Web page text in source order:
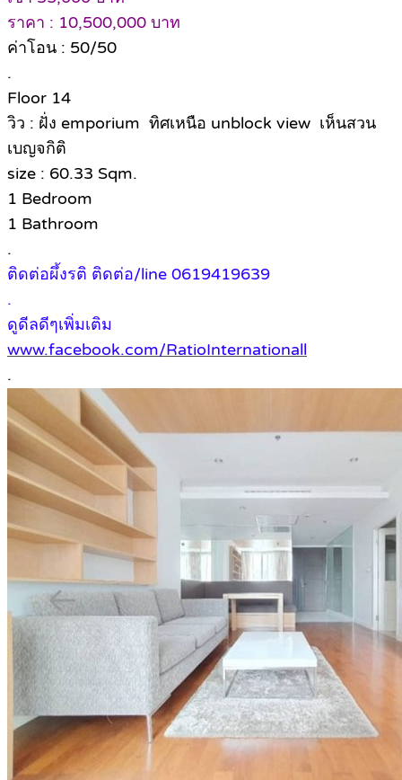
ราคา : 10,500,000 บาท
ค่าโอน : 50/50
.
Floor 14
วิว : ฝั่ง emporium ทิศเหนือ unblock view เห็นสวน
เบญจกิติ
size : 60.33 Sqm.
1 Bedroom
1 Bathroom
.
ติดต่อผึ้งรติ ติดต่อ/line 0619419639
.
ดูดีลดีๆเพิ่มเติม
www.facebook.com/RatioInternationall
.